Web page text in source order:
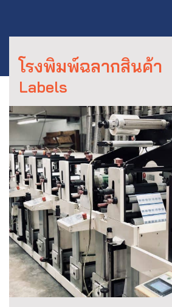
โรงพิมพ์ฉลากสินค้า
Labels